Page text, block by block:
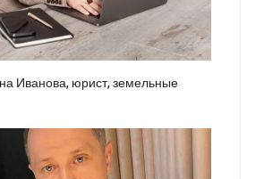
Иванова, юрист, земельные